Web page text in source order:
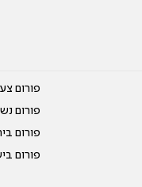
פורום
פורום
פורום
פורום